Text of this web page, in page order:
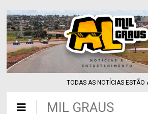
TODAS AS NOTÍCIAS ESTÃO
MIL GRAUS